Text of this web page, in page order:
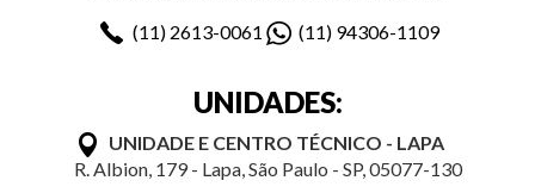
(11) 2613-0061 (11) 94306-1109
UNIDADES:
UNIDADE E CENTRO TÉCNICO - LAPA
R. Albion, 179 - Lapa, São Paulo - SP, 05077-130